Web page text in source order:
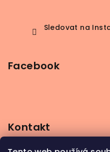
Sledovat na
Facebook
Kontakt